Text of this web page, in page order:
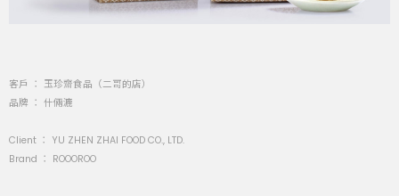
客戶 ： 玉珍齋食品（二哥的店）
品牌 ： 什倆漉
Client ： YU ZHEN ZHAI FOOD CO., LTD.
Brand ： ROOOROO